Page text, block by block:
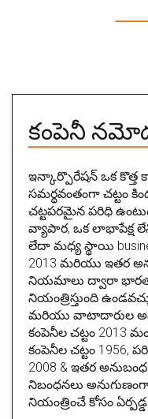
కంపెనీ
ఇన్కార్పొరేషన్ ఒక కొత్త
సమర్థవంతంగా చట్టం
చట్టపరమైన పరిధి
వ్యాపార, ఒక లాభాపేక్ష లేని
లేదా మధ్య స్థాయి
2013 మరియు ఇతర
నియమాలు ద్వారా
నియంత్రిస్తుంది
మరియు వాటాదారుల
కంపెనీల చట్టం 2013
కంపెనీల చట్టం 1956,
2008 & ఇతర
నిబంధనలు
నియంత్రించే కోసం ఏర్పడ్డ